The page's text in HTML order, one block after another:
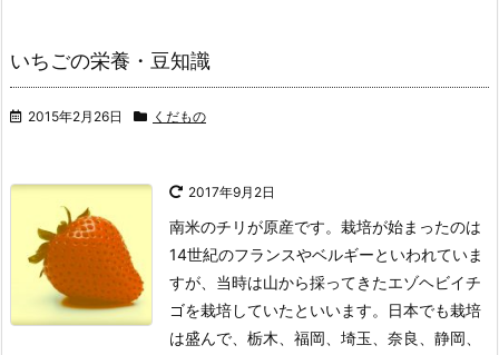
いちごの栄養・豆知識
2015年2月26日 くだもの
2017年9月2日
南米のチリが原産です。栽培が始まったのは
14世紀のフランスやベルギーといわれていま
すが、当時は山から採ってきたエゾヘビイチ
ゴを栽培していたといいます。日本でも栽培
は盛んで、栃木、福岡、埼玉、奈良、静岡、